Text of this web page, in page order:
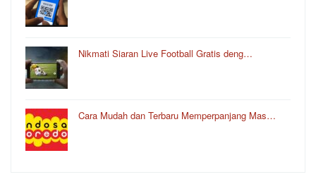
Nikmati Siaran Live Football Gratis deng…
Cara Mudah dan Terbaru Memperpanjang Mas…